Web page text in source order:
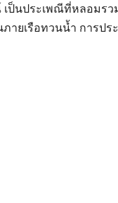
ป็นประเพณีที่หลอม
ายเรือทวนน้ำ การ